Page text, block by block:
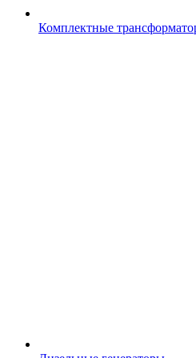
Комплектные